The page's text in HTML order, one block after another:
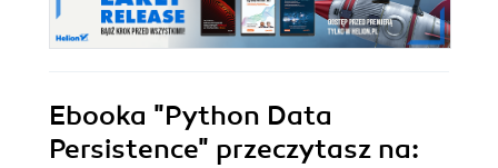
Ebooka "Python Data
Persistence" przeczytasz na: